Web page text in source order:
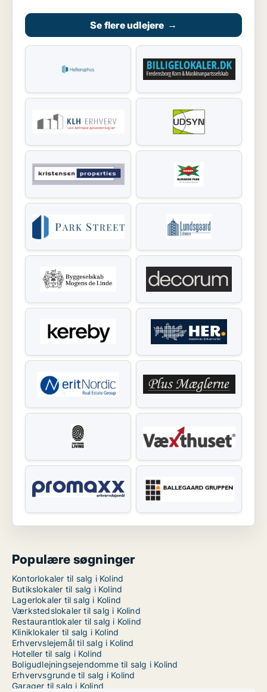
Se flere udlejere →
Populære søgninger
Kontorlokaler til salg i Kolind
Butikslokaler til salg i Kolind
Lagerlokaler til salg i Kolind
Værkstedslokaler til salg i Kolind
Restaurantlokaler til salg i Kolind
Kliniklokaler til salg i Kolind
Erhvervslejemål til salg i Kolind
Hoteller til salg i Kolind
Boligudlejningsejendomme til salg i Kolind
Erhvervsgrunde til salg i Kolind
Garager til salg i Kolind